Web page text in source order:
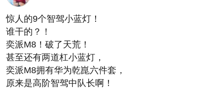
惊人的9个智驾小蓝灯！
谁干的？！
奕派M8！破了天荒！
甚至还有两道杠小蓝灯，
奕派M8拥有华为乾崑六件套，
原来是高阶智驾中队长啊！